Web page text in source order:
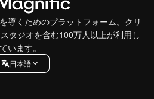
導くためのプラットフォーム。クリ
タジオを含む100万人以上が利用し
ています。
日本語